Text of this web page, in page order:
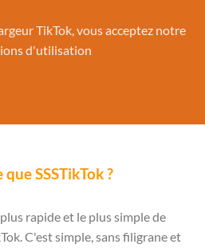
TikTok, vous acceptez notre
d'utilisation
que SSSTikTok ?
rapide et le plus simple de
C'est simple, sans filigrane et